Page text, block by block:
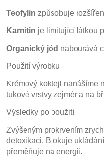
Teofylin způsobuje
Karnitin je limitující látkou
Organický jód nabourává
Použití výrobku
Krémový koktejl nanášíme
tukové vrstvy zejména na
Výsledky po použití
Zvýšeným prokrvením
detoxikaci. Blokuje
přeměňuje na energii.